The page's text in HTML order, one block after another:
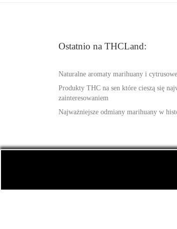
Ostatnio na THCLand:
Naturalne aromaty marihuany i cytrusowe
Produkty THC na sen które cieszą się
zainteresowaniem
Najważniejsze odmiany marihuany w